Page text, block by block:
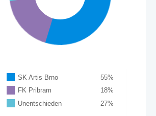
SK Artis Brno %
55
FK Pribram
%
18
Unentschieden
%
27